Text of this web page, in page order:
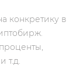
конкретику в
т.д.